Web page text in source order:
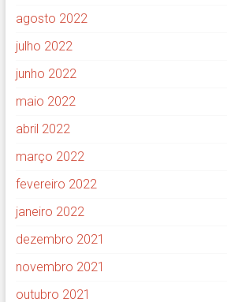
agosto 2022
julho 2022
junho 2022
maio 2022
abril 2022
março 2022
fevereiro 2022
janeiro 2022
dezembro 2021
novembro 2021
outubro 2021